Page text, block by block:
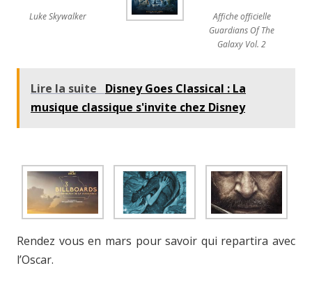
Luke Skywalker
Affiche officielle
Guardians Of The
Galaxy Vol. 2
Lire la suite
Disney Goes Classical : La
musique classique s'invite chez Disney
Rendez vous en mars pour savoir qui repartira avec
l’Oscar.